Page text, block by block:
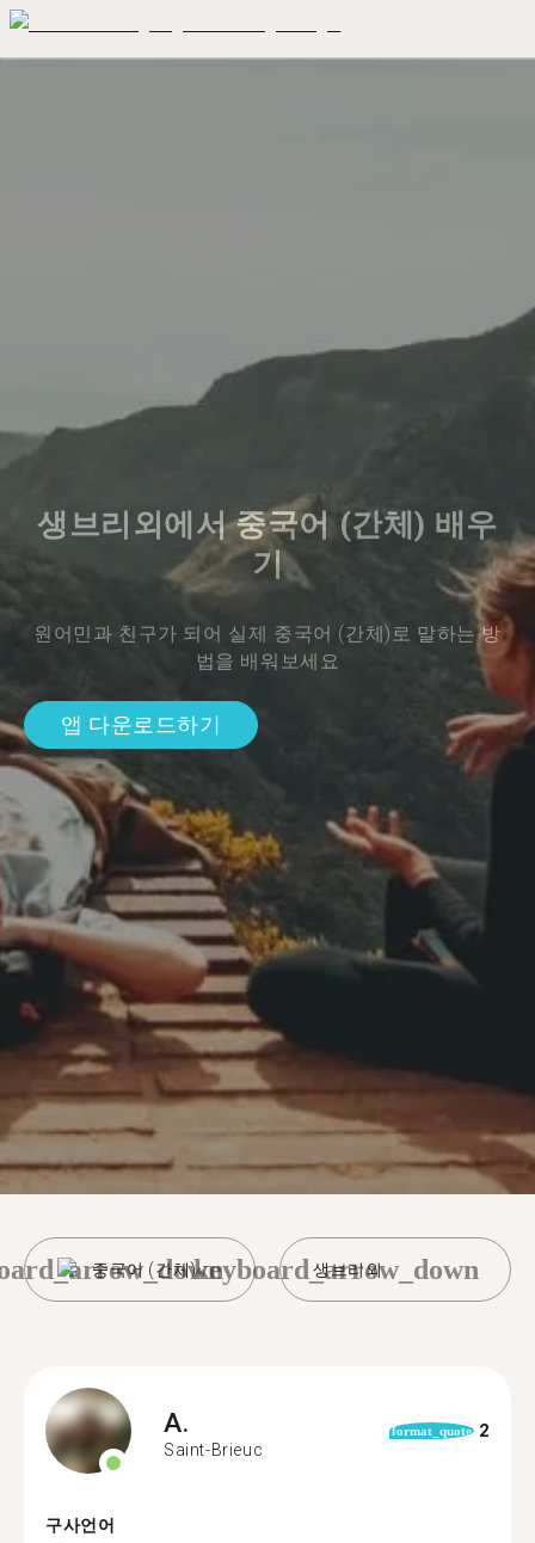
생브리외에서 중국어 (간체) 배우
기
원어민과 친구가 되어 실제 중국어 (간체)로 말하는 방
법을 배워보세요
앱 다운로드하기
중국어 (간체) 생브리외
keyboard_arrow_down
A.
Saint-Brieuc
format_quote 2
구사언어